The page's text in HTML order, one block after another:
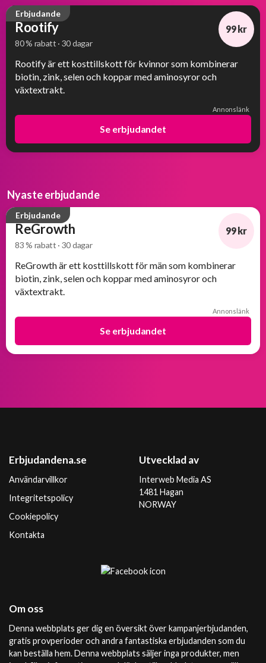
Erbjudande
Rootify
80 % rabatt · 30 dagar
99 kr
Rootify är ett kosttillskott för kvinnor som kombinerar
biotin, zink, selen och koppar med aminosyror och
växtextrakt.
Annonslänk
Se erbjudandet
Nyaste erbjudande
Erbjudande
ReGrowth
83 % rabatt · 30 dagar
99 kr
ReGrowth är ett kosttillskott för män som kombinerar
biotin, zink, selen och koppar med aminosyror och
växtextrakt.
Annonslänk
Se erbjudandet
Erbjudandena.se
Användarvillkor
Integritetspolicy
Cookiepolicy
Kontakta
Utvecklad av
Interweb Media AS
1481 Hagan
NORWAY
Om oss
Denna webbplats ger dig en översikt över kampanjerbjudanden,
gratis provperioder och andra fantastiska erbjudanden som du
kan beställa hem. Denna webbplats säljer inga produkter, men